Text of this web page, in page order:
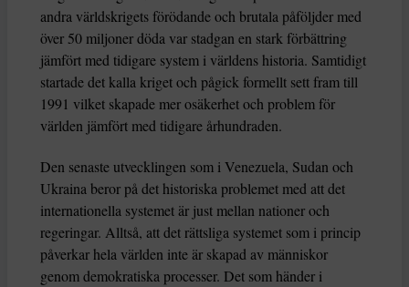
andra världskrigets förödande och brutala påföljder med
över 50 miljoner döda var stadgan en stark förbättring
jämfört med tidigare system i världens historia. Samtidigt
startade det kalla kriget och pågick formellt sett fram till
1991 vilket skapade mer osäkerhet och problem för
världen jämfört med tidigare århundraden.
Den senaste utvecklingen som i Venezuela, Sudan och
Ukraina beror på det historiska problemet med att det
internationella systemet är just mellan nationer och
regeringar. Alltså, att det rättsliga systemet som i princip
påverkar hela världen inte är skapad av människor
genom demokratiska processer. Det som händer i